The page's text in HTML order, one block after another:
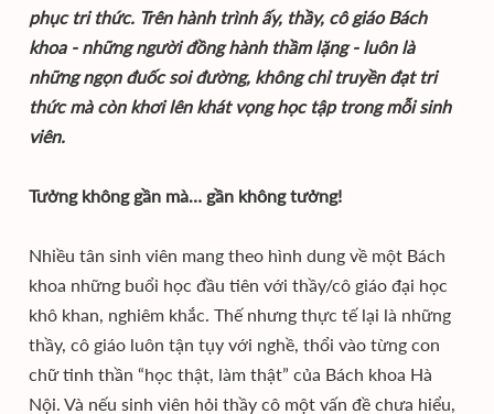
phục tri thức. Trên hành trình ấy, thầy, cô giáo Bách
khoa - những người đồng hành thầm lặng - luôn là
những ngọn đuốc soi đường, không chỉ truyền đạt tri
thức mà còn khơi lên khát vọng học tập trong mỗi sinh
viên.
Tưởng không gần mà… gần không tưởng!
Nhiều tân sinh viên mang theo hình dung về một Bách
khoa những buổi học đầu tiên với thầy/cô giáo đại học
khô khan, nghiêm khắc. Thế nhưng thực tế lại là những
thầy, cô giáo luôn tận tụy với nghề, thổi vào từng con
chữ tinh thần “học thật, làm thật” của Bách khoa Hà
Nội. Và nếu sinh viên hỏi thầy cô một vấn đề chưa hiểu,